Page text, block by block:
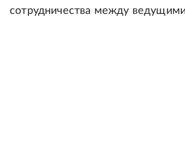
сотрудничества между